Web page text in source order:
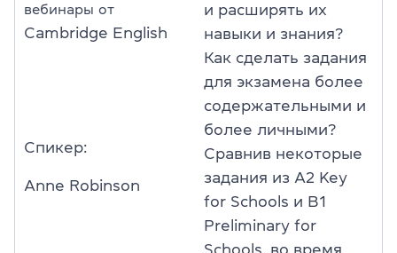
вебинары от
Cambridge English
Спикер:
Anne Robinson
и расширять их
навыки и знания?
Как сделать задания
для экзамена более
содержательными и
более личными?
Сравнив некоторые
задания из A2 Key
for Schools и B1
Preliminary for
Schools, во время